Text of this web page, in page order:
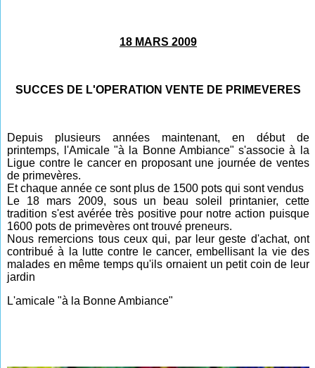
18 MARS 2009
SUCCES DE L'OPERATION VENTE DE PRIMEVERES
Depuis plusieurs années maintenant, en début de
printemps, l'Amicale "à la Bonne Ambiance" s'associe à la
Ligue contre le cancer en proposant une journée de ventes
de primevères.
Et chaque année ce sont plus de 1500 pots qui sont vendus
Le 18 mars 2009, sous un beau soleil printanier, cette
tradition s'est avérée très positive pour notre action puisque
1600 pots de primevères ont trouvé preneurs.
Nous remercions tous ceux qui, par leur geste d'achat, ont
contribué à la lutte contre le cancer, embellisant la vie des
malades en même temps qu'ils ornaient un petit coin de leur
jardin
L'amicale "à la Bonne Ambiance"